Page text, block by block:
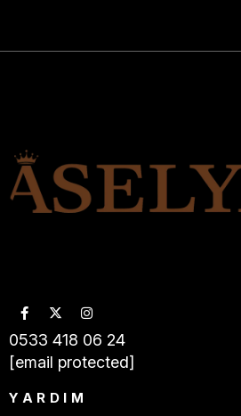
0533 418 06 24
[email protected]
YARDIM